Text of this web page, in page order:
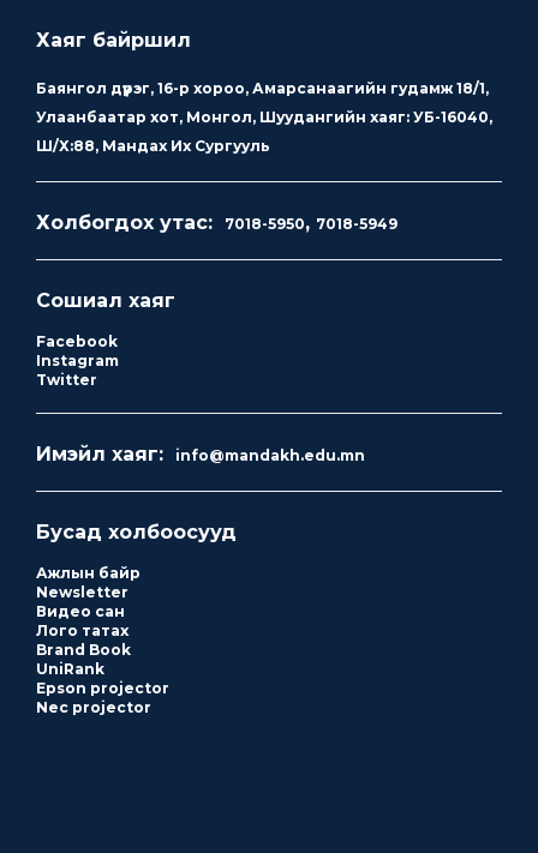
Хаяг байршил
Баянгол дүүрэг, 16-р хороо, Амарсанаагийн гудамж 18/1,
Улаанбаатар хот, Монгол, Шуудангийн хаяг: УБ-16040,
Ш/Х:88, Мандах Их Сургууль
Холбогдох утас: 7018-5950, 7018-5949
Сошиал хаяг
Facebook
Instagram
Twitter
Имэйл хаяг: info@mandakh.edu.mn
Бусад холбоосууд
Ажлын байр
Newsletter
Видео сан
Лого татах
Brand Book
UniRank
Epson projector
Nec projector